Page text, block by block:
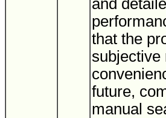
and
that the
subjective
future,
manual